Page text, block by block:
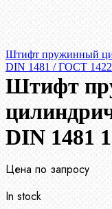
Штифт пружинный
DIN 1481 / ГОСТ
Штифт
DIN 1481
Цена по запросу
In stock